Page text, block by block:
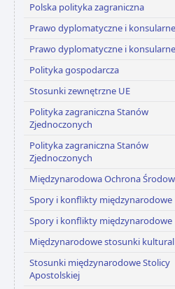
Polska polityka zagraniczna
Prawo dyplomatyczne i konsularne
Prawo dyplomatyczne i konsularne
Polityka gospodarcza
Stosunki zewnętrzne UE
Polityka zagraniczna Stanów
Zjednoczonych
Polityka zagraniczna Stanów
Zjednoczonych
Międzynarodowa Ochrona
Spory i konflikty międzynarodowe
Spory i konflikty międzynarodowe
Międzynarodowe stosunki
Stosunki międzynarodowe Stolicy
Apostolskiej